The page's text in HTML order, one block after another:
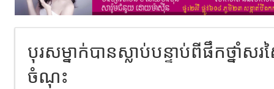
បុរសម្នាក់បានស្លាប់បន្ទាប់ពីផឹកថ្នាំ
ចំណុះ